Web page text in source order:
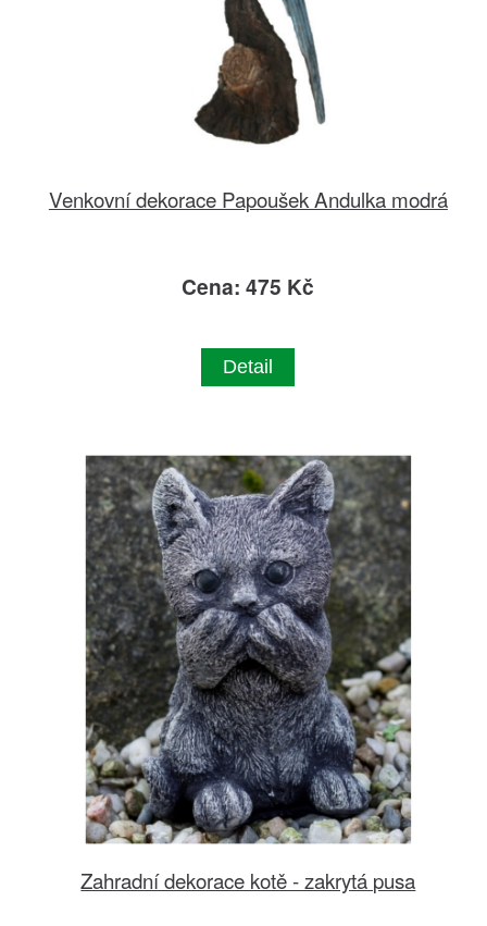
Venkovní dekorace Papoušek Andulka modrá
Cena: 475 Kč
Detail
Zahradní dekorace kotě - zakrytá pusa